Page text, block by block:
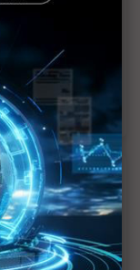
減半
展如橡膠、
示警全球AI基